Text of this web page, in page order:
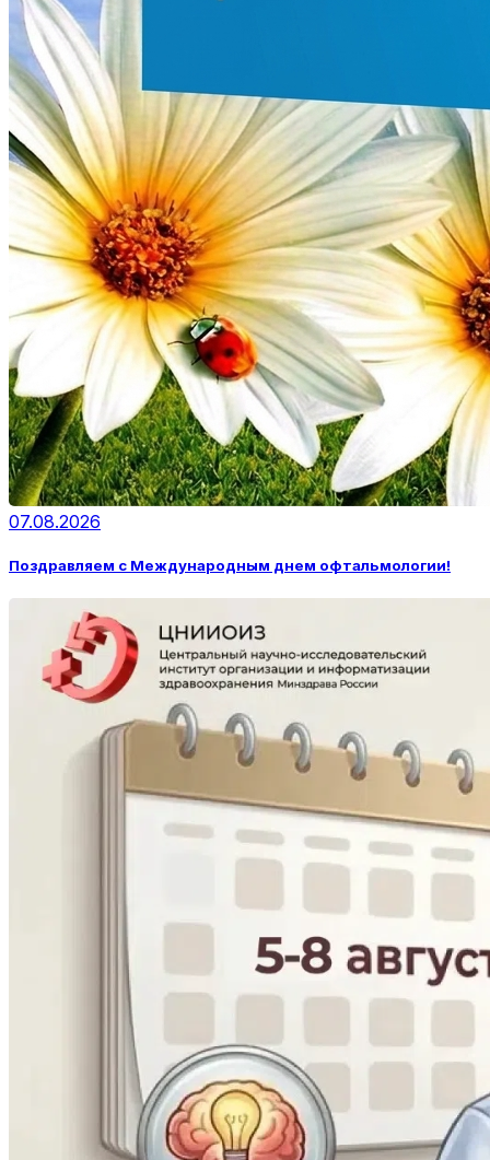
07.08.2026
Поздравляем с Международным днем офтальмологии!